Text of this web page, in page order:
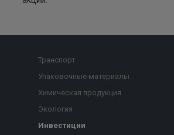
Транспорт
Упаковочные материалы
Химическая продукция
Экология
Инвестиции